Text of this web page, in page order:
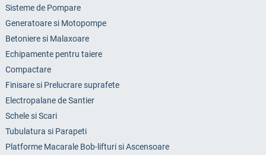
Sisteme de Pompare
Generatoare si Motopompe
Betoniere si Malaxoare
Echipamente pentru taiere
Compactare
Finisare si Prelucrare suprafete
Electropalane de Santier
Schele si Scari
Tubulatura si Parapeti
Platforme Macarale Bob-lifturi si Ascensoare